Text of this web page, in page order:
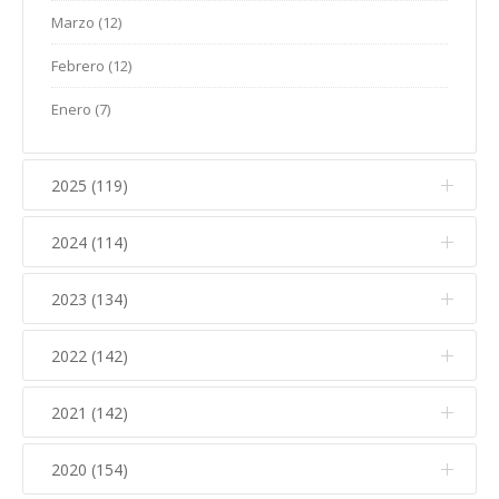
Marzo (12)
Febrero (12)
Enero (7)
2025 (119)
Diciembre (12)
Noviembre (17)
Octubre (15)
Septiembre (5)
Agosto (5)
Julio (10)
2024 (114)
Diciembre (10)
Noviembre (14)
Octubre (16)
Septiembre (7)
Agosto (7)
2023 (134)
Diciembre (11)
Noviembre (12)
Octubre (17)
Septiembre (10)
2022 (142)
Diciembre (15)
Noviembre (15)
2021 (142)
Diciembre (6)
2020 (154)